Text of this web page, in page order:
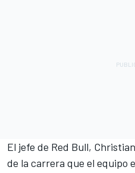
El jefe de Red Bull,
de la carrera que el equipo